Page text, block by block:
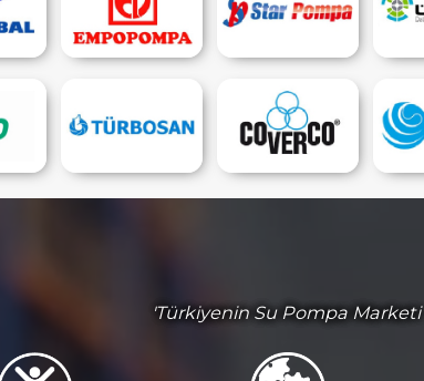
'Türkiyenin Su Pompa Marketi'